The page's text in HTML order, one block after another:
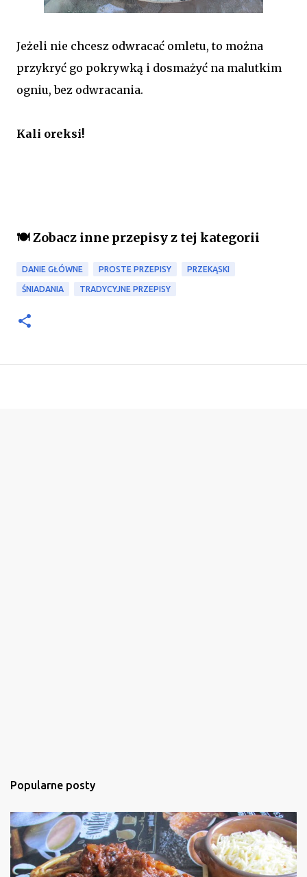
Jeżeli nie chcesz odwracać omletu, to można
przykryć go pokrywką i dosmażyć na malutkim
ogniu, bez odwracania.
Kali oreksi!
🍽️ Zobacz inne przepisy z tej kategorii
DANIE GŁÓWNE PROSTE PRZEPISY PRZEKĄSKI
ŚNIADANIA TRADYCYJNE PRZEPISY
Popularne posty